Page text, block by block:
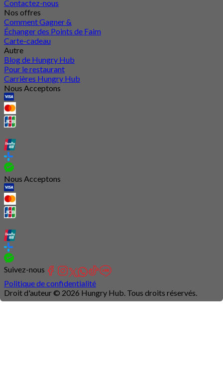
Contactez-nous
Nos offres
Comment Gagner &
Échanger des Points de Faim
Carte-cadeau
Autre
Blog de Hungry Hub
Pour le restaurant
Carrières Hungry Hub
Nous Acceptons
Nous Acceptons
Suivez-nous
Politique de confidentialité
Droit d'auteur © 2026 Hungry Hub. Tous droits réservés.
Connection